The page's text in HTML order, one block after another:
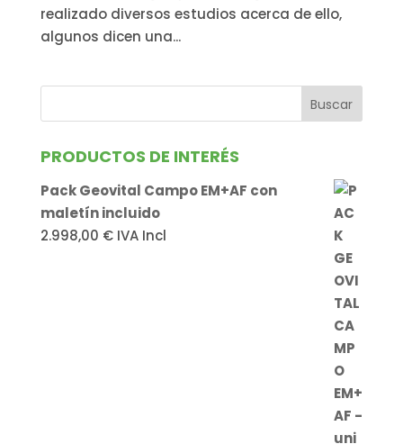
realizado diversos estudios acerca de ello,
algunos dicen una...
PRODUCTOS DE INTERÉS
Pack Geovital Campo EM+AF con
maletín incluido
2.998,00 € IVA Incl